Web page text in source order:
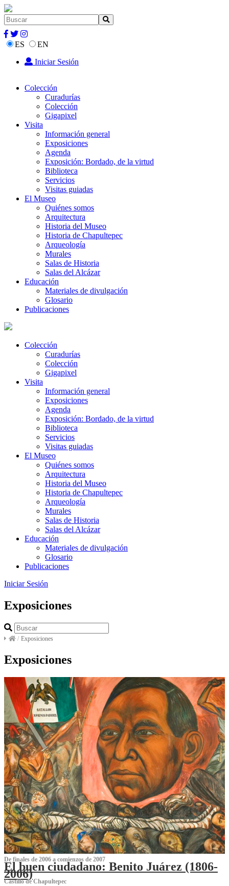
ES
EN
Iniciar Sesión
Colección
Curadurías
Colección
Gigapixel
Visita
Información general
Exposiciones
Agenda
Exposición: Bordado, de la virtud
Biblioteca
Servicios
Visitas guiadas
El Museo
Quiénes somos
Arquitectura
Historia del Museo
Historia de Chapultepec
Arqueología
Murales
Salas de Historia
Salas del Alcázar
Educación
Materiales de divulgación
Glosario
Publicaciones
Colección
Curadurías
Colección
Gigapixel
Visita
Información general
Exposiciones
Agenda
Exposición: Bordado, de la virtud
Biblioteca
Servicios
Visitas guiadas
El Museo
Quiénes somos
Arquitectura
Historia del Museo
Historia de Chapultepec
Arqueología
Murales
Salas de Historia
Salas del Alcázar
Educación
Materiales de divulgación
Glosario
Publicaciones
Iniciar Sesión
Exposiciones
/ Exposiciones
Exposiciones
De finales de 2006 a comienzos de 2007
El buen ciudadano: Benito Juárez (1806-
2006)
Castillo de Chapultepec